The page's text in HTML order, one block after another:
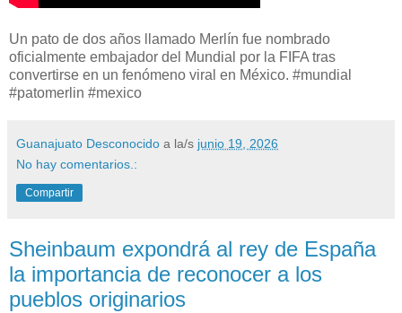
Un pato de dos años llamado Merlín fue nombrado
oficialmente embajador del Mundial por la FIFA tras
convertirse en un fenómeno viral en México. #mundial
#patomerlin #mexico
Guanajuato Desconocido a la/s junio 19, 2026
No hay comentarios.:
Compartir
Sheinbaum expondrá al rey de España
la importancia de reconocer a los
pueblos originarios